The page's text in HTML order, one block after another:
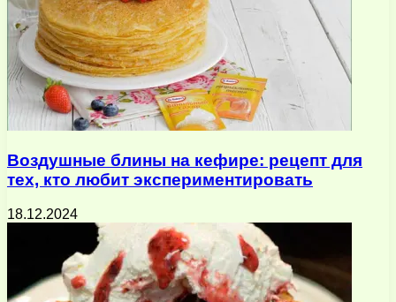
Воздушные блины на кефире: рецепт для
тех, кто любит экспериментировать
18.12.2024